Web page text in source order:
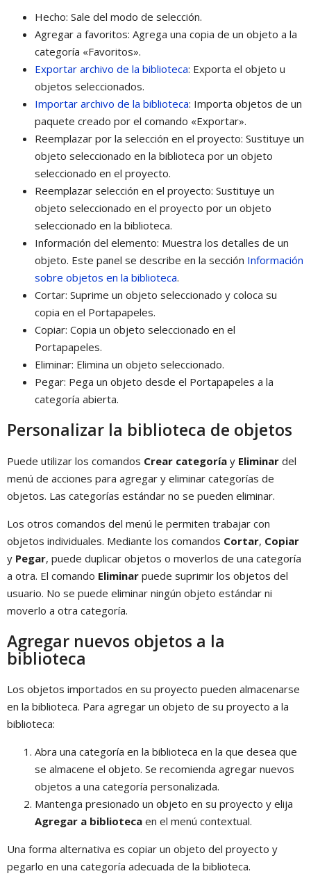
Hecho: Sale del modo de selección.
Agregar a favoritos: Agrega una copia de un objeto a la
categoría «Favoritos».
Exportar archivo de la biblioteca: Exporta el objeto u
objetos seleccionados.
Importar archivo de la biblioteca: Importa objetos de un
paquete creado por el comando «Exportar».
Reemplazar por la selección en el proyecto: Sustituye un
objeto seleccionado en la biblioteca por un objeto
seleccionado en el proyecto.
Reemplazar selección en el proyecto: Sustituye un
objeto seleccionado en el proyecto por un objeto
seleccionado en la biblioteca.
Información del elemento: Muestra los detalles de un
objeto. Este panel se describe en la sección Información
sobre objetos en la biblioteca.
Cortar: Suprime un objeto seleccionado y coloca su
copia en el Portapapeles.
Copiar: Copia un objeto seleccionado en el
Portapapeles.
Eliminar: Elimina un objeto seleccionado.
Pegar: Pega un objeto desde el Portapapeles a la
categoría abierta.
Personalizar la biblioteca de objetos
Puede utilizar los comandos Crear categoría y Eliminar del
menú de acciones para agregar y eliminar categorías de
objetos. Las categorías estándar no se pueden eliminar.
Los otros comandos del menú le permiten trabajar con
objetos individuales. Mediante los comandos Cortar, Copiar
y Pegar, puede duplicar objetos o moverlos de una categoría
a otra. El comando Eliminar puede suprimir los objetos del
usuario. No se puede eliminar ningún objeto estándar ni
moverlo a otra categoría.
Agregar nuevos objetos a la
biblioteca
Los objetos importados en su proyecto pueden almacenarse
en la biblioteca. Para agregar un objeto de su proyecto a la
biblioteca:
Abra una categoría en la biblioteca en la que desea que
se almacene el objeto. Se recomienda agregar nuevos
objetos a una categoría personalizada.
Mantenga presionado un objeto en su proyecto y elija
Agregar a biblioteca en el menú contextual.
Una forma alternativa es copiar un objeto del proyecto y
pegarlo en una categoría adecuada de la biblioteca.